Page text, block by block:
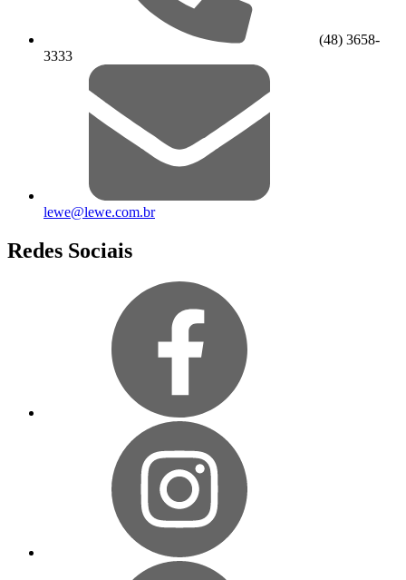
(48) 3658-
3333
lewe@lewe.com.br
Redes Sociais